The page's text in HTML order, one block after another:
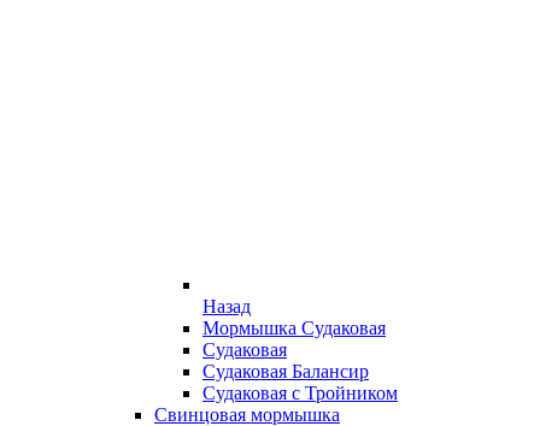
Назад
Мормышка Судаковая
Судаковая
Судаковая Балансир
Судаковая с Тройником
Свинцовая мормышка